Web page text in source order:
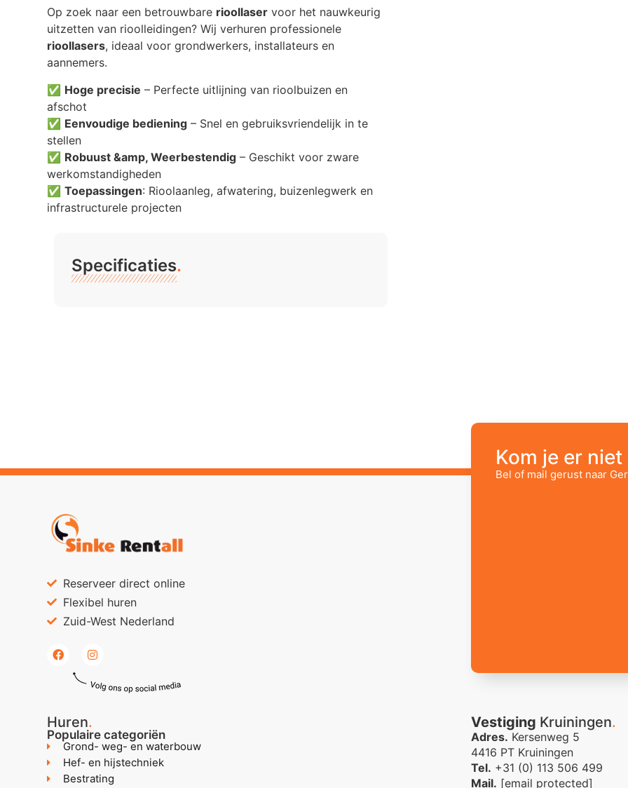
Op zoek naar een betrouwbare rioollaser voor het nauwkeurig
uitzetten van rioolleidingen? Wij verhuren professionele
rioollasers, ideaal voor grondwerkers, installateurs en
aannemers.
✅ Hoge precisie – Perfecte uitlijning van rioolbuizen en
afschot
✅ Eenvoudige bediening – Snel en gebruiksvriendelijk in te
stellen
✅ Robuust &amp, Weerbestendig – Geschikt voor zware
werkomstandigheden
✅Toepassingen: Rioolaanleg, afwatering, buizenlegwerk en
infrastructurele projecten
Specificaties.
Reserveer direct online
Flexibel huren
Zuid-West Nederland
Huren.
Populaire categoriën
Grond- weg- en waterbouw
Hef- en hijstechniek
Bestrating
Vestiging Kruiningen.
Adres. Kersenweg 5
4416 PT Kruiningen
Tel. +31 (0) 113 506 499
Mail. [email protected]
Kom je er
Bel of mail gerust naar